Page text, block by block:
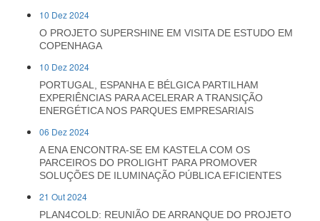
10 Dez 2024
O PROJETO SUPERSHINE EM VISITA DE ESTUDO EM
COPENHAGA
10 Dez 2024
PORTUGAL, ESPANHA E BÉLGICA PARTILHAM
EXPERIÊNCIAS PARA ACELERAR A TRANSIÇÃO
ENERGÉTICA NOS PARQUES EMPRESARIAIS
06 Dez 2024
A ENA ENCONTRA-SE EM KASTELA COM OS
PARCEIROS DO PROLIGHT PARA PROMOVER
SOLUÇÕES DE ILUMINAÇÃO PÚBLICA EFICIENTES
21 Out 2024
PLAN4COLD: REUNIÃO DE ARRANQUE DO PROJETO